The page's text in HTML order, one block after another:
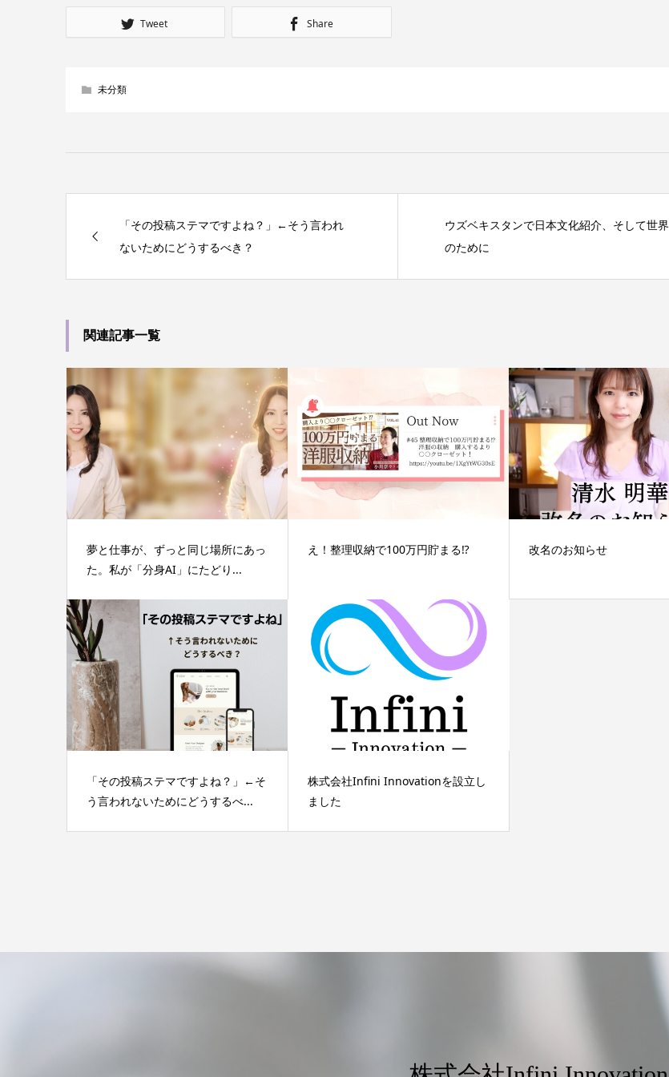
Tweet Share
未分類
「その投稿ステマですよね？」←そう言われ
ないためにどうするべき？
ウズベキスタンで日本文化紹介、そして世界
のために
関連記事一覧
夢と仕事が、ずっと同じ場所にあっ
た。私が「分身AI」にたどり...
え！整理収納で100万円貯まる⁉ 改名のお知らせ
「その投稿ステマですよね？」←そ
う言われないためにどうするべ...
株式会社Infini Innovationを設立し
ました